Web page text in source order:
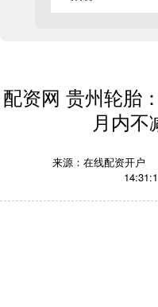
配资网 贵州轮胎
月内不
来源：在线配资开户